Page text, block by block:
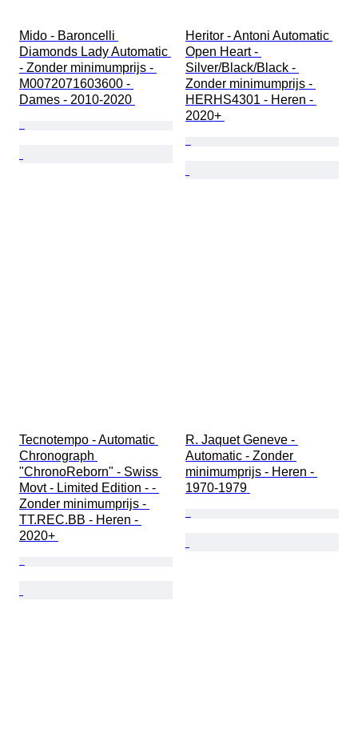
Mido - Baroncelli
Diamonds Lady Automatic
- Zonder minimumprijs -
M0072071603600 -
Dames - 2010-2020
Heritor - Antoni Automatic
Open Heart -
Silver/Black/Black -
Zonder minimumprijs -
HERHS4301 - Heren -
2020+
Tecnotempo - Automatic
Chronograph
"ChronoReborn" - Swiss
Movt - Limited Edition - -
Zonder minimumprijs -
TT.REC.BB - Heren -
2020+
R. Jaquet Geneve -
Automatic - Zonder
minimumprijs - Heren -
1970-1979